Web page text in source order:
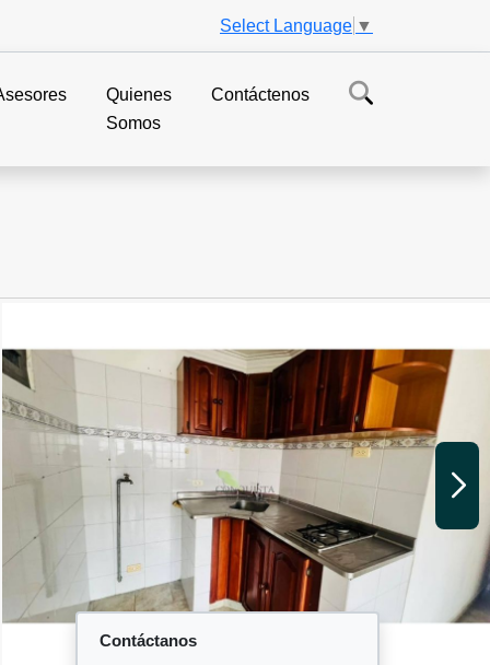
Select Language ▼
Quienes
Somos
Contáctenos
Contáctanos